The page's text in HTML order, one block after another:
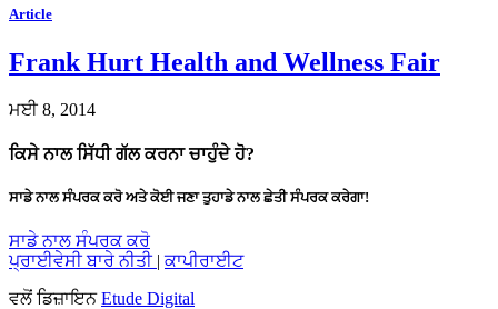
Article
Frank Hurt Health and Wellness Fair
ਮਈ 8, 2014
ਕਿਸੇ ਨਾਲ ਸਿੱਧੀ ਗੱਲ ਕਰਨਾ ਚਾਹੁੰਦੇ ਹੋ?
ਸਾਡੇ ਨਾਲ ਸੰਪਰਕ ਕਰੋ ਅਤੇ ਕੋਈ ਜਣਾ ਤੁਹਾਡੇ ਨਾਲ ਛੇਤੀ ਸੰਪਰਕ ਕਰੇਗਾ!
ਸਾਡੇ ਨਾਲ ਸੰਪਰਕ ਕਰੋ
ਪ੍ਰਾਈਵੇਸੀ ਬਾਰੇ ਨੀਤੀ | ਕਾਪੀਰਾਈਟ
ਵਲੋਂ ਡਿਜ਼ਾਇਨEtude Digital